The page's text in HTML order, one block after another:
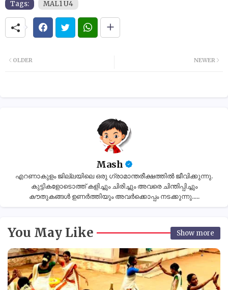
Tags: MAL1 U4
NEWER
OLDER
Mash
എറണാകുളം ജില്ലയിലെ ഒരു ഗ്രാമാന്തരീക്ഷത്തിൽ ജീവിക്കുന്നു.
കുട്ടികളോടൊത്ത് കളിച്ചും ചിരിച്ചും അവരെ ചിന്തിപ്പിച്ചും
കൗതുകങ്ങൾ ഉണർത്തിയും അവർക്കൊപ്പം നടക്കുന്നു.....
You May Like Show more